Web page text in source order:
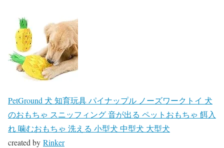
PetGround 犬 知育玩具 パイナップル ノーズワークトイ 犬
のおもちゃ スニッフィング 音が出る ペットおもちゃ 餌入
れ 噛むおもちゃ 洗える 小型犬 中型犬 大型犬
created by Rinker